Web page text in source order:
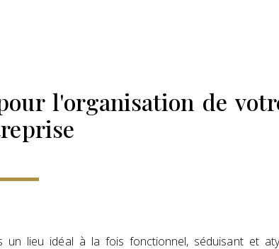
l'organisation de
un lieu idéal à la fois fonctionnel, séduisant et